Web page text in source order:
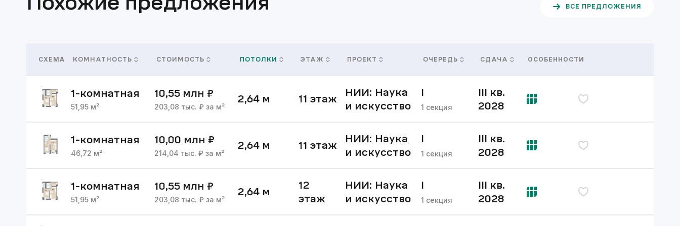
ВСЕ ПРЕДЛОЖЕНИЯ
СХЕМА КОМНАТНОСТЬ СТОИМОСТЬ ПОТОЛКИ ЭТАЖ ПРОЕКТ ОЧЕРЕДЬ СДАЧА ОСОБЕННОСТИ
1-комнатная
51,95 м²
10,55 млн ₽
203,08 тыс. ₽ за м²
2,64 м 11 этаж
НИИ: Наука
и искусство
I
очередь
1 секция
III кв.
2028
1-комнатная
46,72 м²
10,00 млн ₽
214,04 тыс. ₽ за м²
2,64 м 11 этаж
НИИ: Наука
и искусство
I
очередь
1 секция
III кв.
2028
1-комнатная
51,95 м²
10,55 млн ₽
203,08 тыс. ₽ за м²
2,64 м
12
этаж
НИИ: Наука
и искусство
I
очередь
1 секция
III кв.
2028